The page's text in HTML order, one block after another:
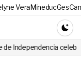
VeraMineducGes
celebraron hito: el